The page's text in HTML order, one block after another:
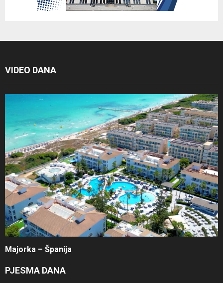
VIDEO DANA
Majorka – Španija
PJESMA DANA